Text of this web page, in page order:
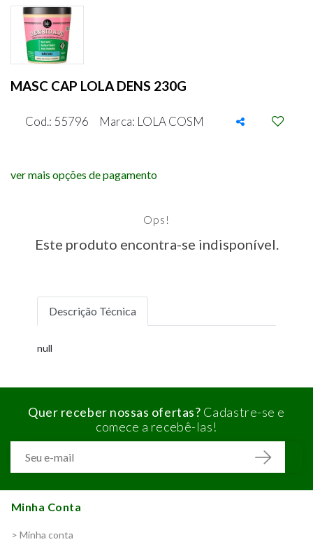
MASC CAP LOLA DENS 230G
Cod.: 55796 Marca: LOLA COSM
ver mais opções de pagamento
Ops!
Este produto encontra-se indisponível.
Descrição Técnica
null
Quer receber nossas ofertas? Cadastre-se e
comece a recebê-las!
Minha Conta
> Minha conta